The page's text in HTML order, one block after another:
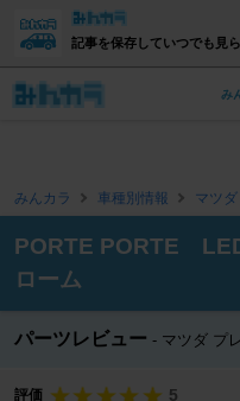
記事を保存していつでも見ら
み
みんカラ 車種別情報 マツダ
PORTE PORTE
ローム
パーツレビュー マツダ プ
評価 5